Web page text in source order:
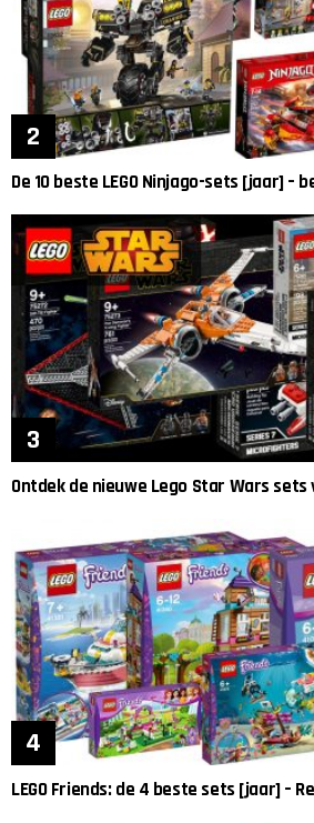
De 10 beste LEGO Ninjago-sets [jaar] –
Ontdek de nieuwe Lego Star Wars
LEGO Friends: de 4 beste sets [jaar] –